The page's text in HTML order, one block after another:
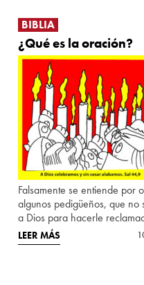
BIBLIA
¿Qué es la oración?
Falsamente se entiende por
algunos pedigüeños, que no
a Dios para hacerle
LEER MÁS